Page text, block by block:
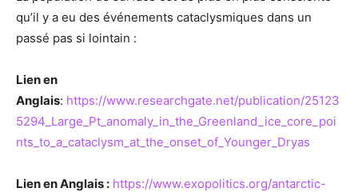
qu’il y a eu des événements cataclysmiques dans un
passé pas si lointain :
Lien en
Anglais: https://www.researchgate.net/publication/25123
5294_Large_Pt_anomaly_in_the_Greenland_ice_core_poi
nts_to_a_cataclysm_at_the_onset_of_Younger_Dryas
Lien en Anglais : https://www.exopolitics.org/antarctic-